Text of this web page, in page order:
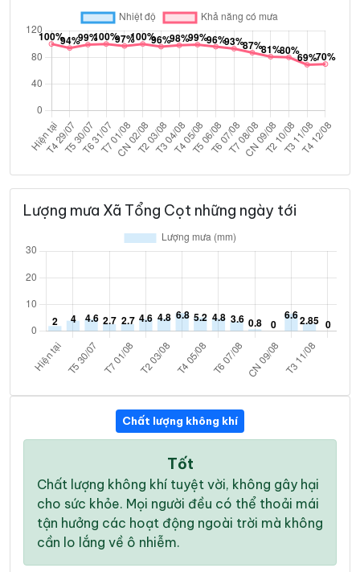
Lượng mưa Xã Tổng Cọt những ngày tới
Chất lượng không khí
Tốt
Chất lượng không khí tuyệt vời, không gây hại
cho sức khỏe. Mọi người đều có thể thoải mái
tận hưởng các hoạt động ngoài trời mà không
cần lo lắng về ô nhiễm.